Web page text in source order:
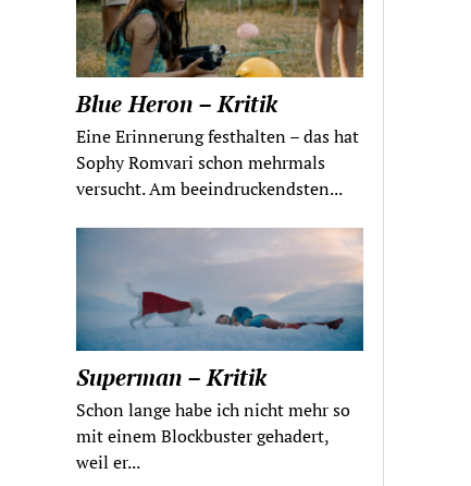
Blue Heron – Kritik
Eine Erinnerung festhalten – das hat
Sophy Romvari schon mehrmals
versucht. Am beeindruckendsten...
Superman – Kritik
Schon lange habe ich nicht mehr so
mit einem Blockbuster gehadert,
weil er...